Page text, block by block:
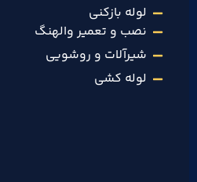
لوله بازکنی
نصب و تعمیر والهنگ
شیرآلات و روشویی
لوله کشی